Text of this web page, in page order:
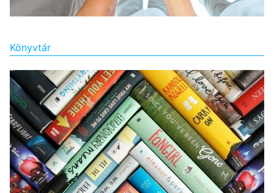
Könyvtár